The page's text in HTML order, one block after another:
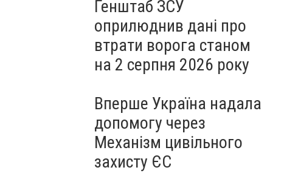
Генштаб ЗСУ
оприлюднив дані про
втрати ворога станом
на 2 серпня 2026 року
Вперше Україна надала
допомогу через
Механізм цивільного
захисту ЄС